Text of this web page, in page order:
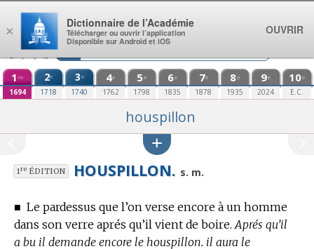
Aller au contenu
1 re
1694
2e
1718
3e
1740
4e
1762
5e
1798
6e
1835
7e
1878
8e
1935
9e
2024
10e
E.C.
houspillon
1reÉDITION HOUSPILLON. s. m.
■ Le pardessus que l’on verse encore à un homme
dans son verre aprés qu’il vient de boire. Aprés qu’il
a bu il demande encore le houspillon. il aura le
×
Dictionnaire de l’Académie
Télécharger ou ouvrir l’application
Disponible sur Android et iOS
OUVRIR